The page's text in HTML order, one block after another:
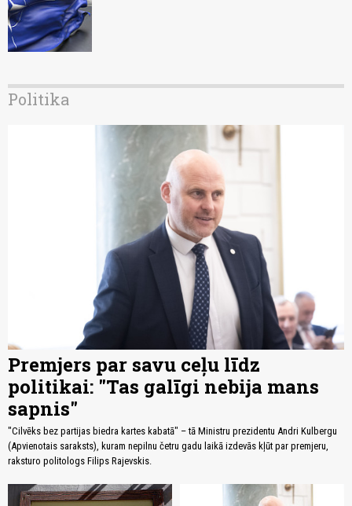
Politika
Premjers par savu ceļu līdz
politikai: "Tas galīgi nebija mans
sapnis"
"Cilvēks bez partijas biedra kartes kabatā" – tā Ministru prezidentu Andri Kulbergu
(Apvienotais saraksts), kuram nepilnu četru gadu laikā izdevās kļūt par premjeru,
raksturo politologs Filips Rajevskis.